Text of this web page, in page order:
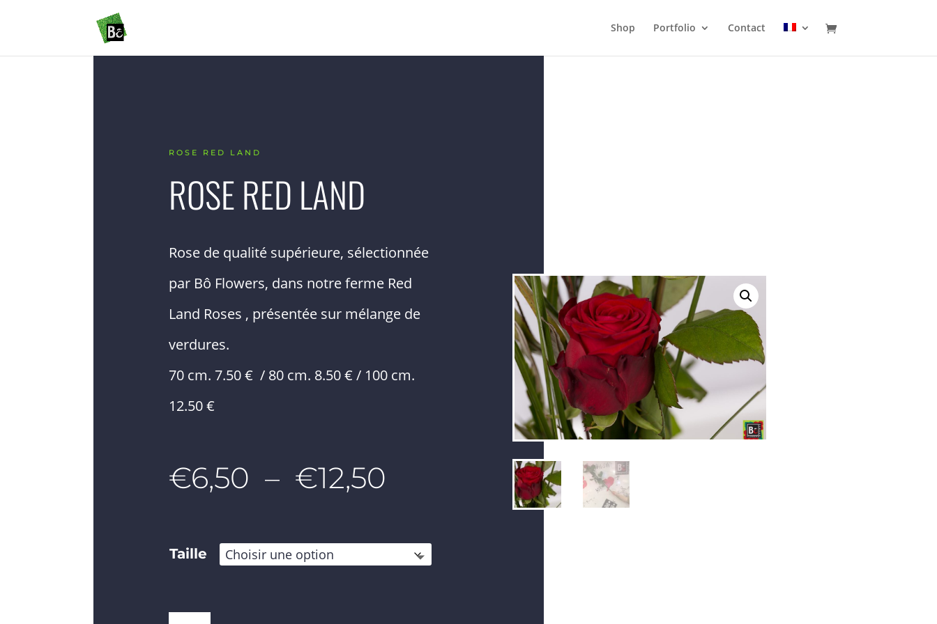
Shop Portfolio Contact
ROSE RED LAND
ROSE RED LAND
Rose de qualité supérieure, sélectionnée
par Bô Flowers, dans notre ferme Red
Land Roses , présentée sur mélange de
verdures.
70 cm. 7.50 € / 80 cm. 8.50 € / 100 cm.
12.50 €
€6,50 – €12,50
prix :
Taille